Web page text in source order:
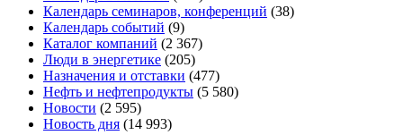
Календарь семинаров, конференций (38)
Календарь событий (9)
Каталог компаний (2 367)
Люди в энергетике (205)
Назначения и отставки (477)
Нефть и нефтепродукты (5 580)
Новости (2 595)
Новость дня (14 993)